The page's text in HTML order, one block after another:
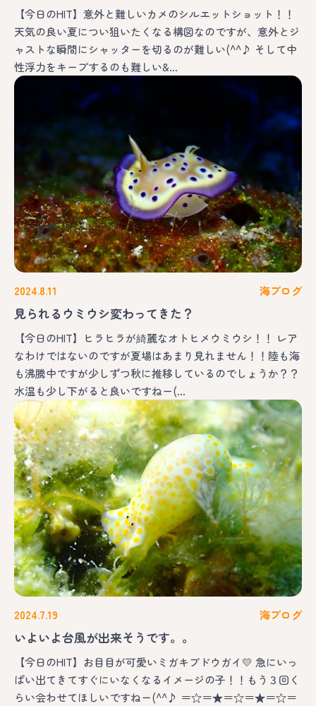
【今日のHIT】意外と難しいカメのシルエットショット！！
天気の良い夏につい狙いたくなる構図なのですが、意外とジ
ャストな瞬間にシャッターを切るのが難しい(^^♪ そして中
性浮力をキープするのも難しい&…
2024.8.11 海ブログ
見られるウミウシ変わってきた？
【今日のHIT】ヒラヒラが綺麗なオトヒメウミウシ！！ レア
なわけではないのですが夏場はあまり見れません！！陸も海
も沸騰中ですが少しずつ秋に推移しているのでしょうか？？
水温も少し下がると良いですねー(…
2024.7.19 海ブログ
いよいよ台風が出来そうです。。
【今日のHIT】お目目が可愛いミガキブドウガイ💛 急にいっ
ぱい出てきてすぐにいなくなるイメージの子！！もう３回く
らい会わせてほしいですねー(^^♪ ＝☆＝★＝☆＝★＝☆＝